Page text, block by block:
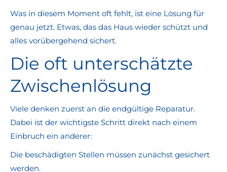
Was in diesem Moment oft fehlt, ist eine Lösung für
genau jetzt. Etwas, das das Haus wieder schützt und
alles vorübergehend sichert.
Die oft unterschätzte
Zwischenlösung
Viele denken zuerst an die endgültige Reparatur.
Dabei ist der wichtigste Schritt direkt nach einem
Einbruch ein anderer:
Die beschädigten Stellen müssen zunächst gesichert
werden.